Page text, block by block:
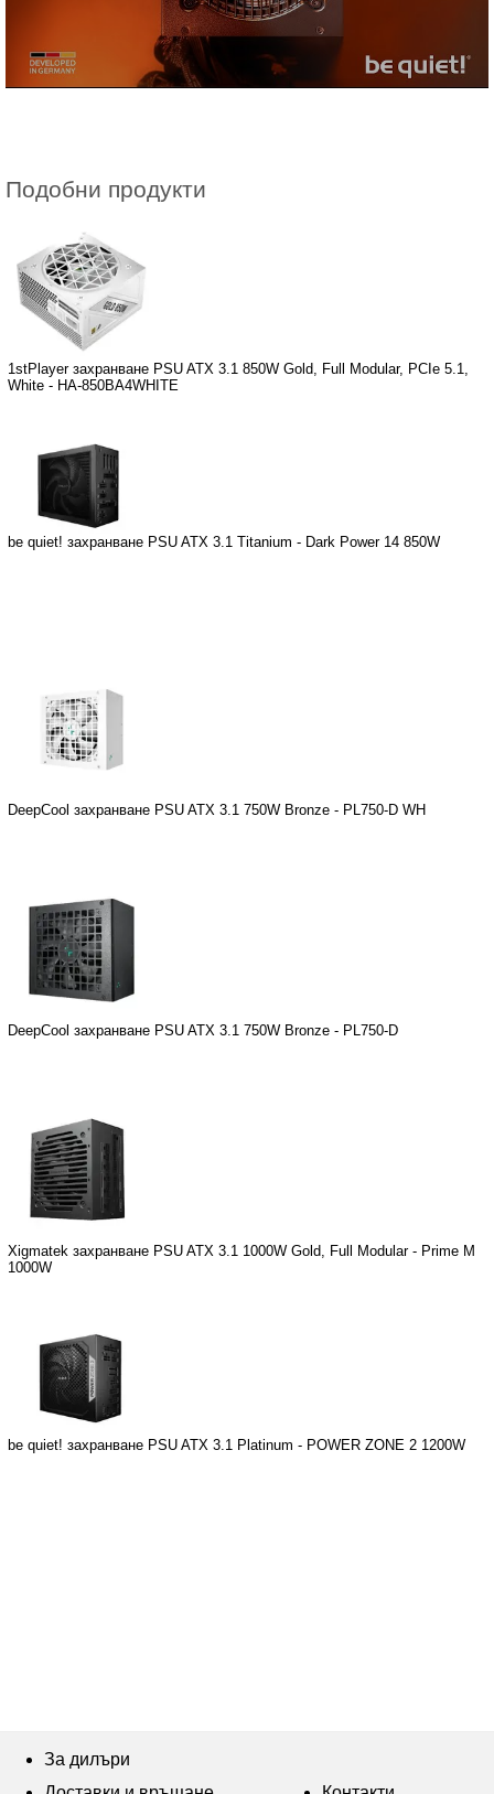
Подобни продукти
1stPlayer захранване PSU ATX 3.1 850W Gold, Full Modular, PCIe 5.1,
White - HA-850BA4WHITE
be quiet! захранване PSU ATX 3.1 Titanium - Dark Power 14 850W
DeepCool захранване PSU ATX 3.1 750W Bronze - PL750-D WH
DeepCool захранване PSU ATX 3.1 750W Bronze - PL750-D
Xigmatek захранване PSU ATX 3.1 1000W Gold, Full Modular - Prime M
1000W
be quiet! захранване PSU ATX 3.1 Platinum - POWER ZONE 2 1200W
За дилъри